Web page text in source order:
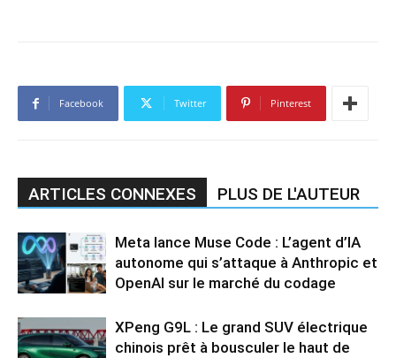
Facebook Twitter Pinterest
ARTICLES CONNEXES PLUS DE L'AUTEUR
Meta lance Muse Code : L’agent d’IA
autonome qui s’attaque à Anthropic et
OpenAI sur le marché du codage
XPeng G9L : Le grand SUV électrique
chinois prêt à bousculer le haut de